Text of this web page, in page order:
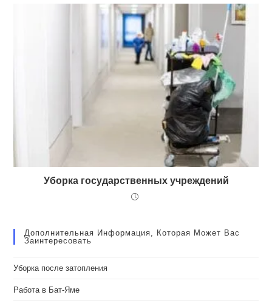
Уборка государственных учреждений
Дополнительная Информация, Которая Может Вас
Заинтересовать
Уборка после затопления
Работа в Бат-Яме